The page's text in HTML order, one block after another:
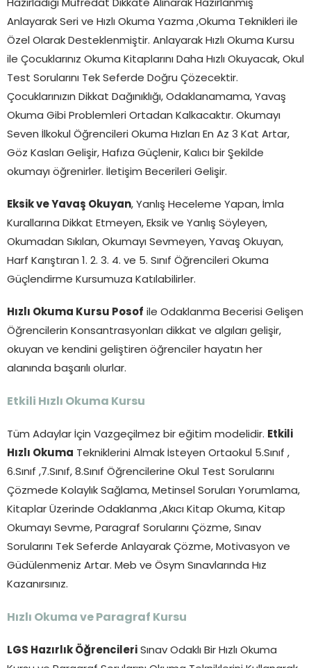
Hazırladığı Müfredat Dikkate Alınarak Hazırlanmış
Anlayarak Seri ve Hızlı Okuma Yazma ,Okuma Teknikleri ile
Özel Olarak Desteklenmiştir. Anlayarak Hızlı Okuma Kursu
ile Çocuklarınız Okuma Kitaplarını Daha Hızlı Okuyacak, Okul
Test Sorularını Tek Seferde Doğru Çözecektir.
Çocuklarınızın Dikkat Dağınıklığı, Odaklanamama, Yavaş
Okuma Gibi Problemleri Ortadan Kalkacaktır. Okumayı
Seven İlkokul Öğrencileri Okuma Hızları En Az 3 Kat Artar,
Göz Kasları Gelişir, Hafıza Güçlenir, Kalıcı bir Şekilde
okumayı öğrenirler. İletişim Becerileri Gelişir.
Eksik ve Yavaş Okuyan, Yanlış Heceleme Yapan, İmla
Kurallarına Dikkat Etmeyen, Eksik ve Yanlış Söyleyen,
Okumadan Sıkılan, Okumayı Sevmeyen, Yavaş Okuyan,
Harf Karıştıran 1. 2. 3. 4. ve 5. Sınıf Öğrencileri Okuma
Güçlendirme Kursumuza Katılabilirler.
Hızlı Okuma Kursu Posof ile Odaklanma Becerisi Gelişen
Öğrencilerin Konsantrasyonları dikkat ve algıları gelişir,
okuyan ve kendini geliştiren öğrenciler hayatın her
alanında başarılı olurlar.
Etkili Hızlı Okuma Kursu
Tüm Adaylar İçin Vazgeçilmez bir eğitim modelidir. Etkili
Hızlı Okuma Tekniklerini Almak İsteyen Ortaokul 5.Sınıf ,
6.Sınıf ,7.Sınıf, 8.Sınıf Öğrencilerine Okul Test Sorularını
Çözmede Kolaylık Sağlama, Metinsel Soruları Yorumlama,
Kitaplar Üzerinde Odaklanma ,Akıcı Kitap Okuma, Kitap
Okumayı Sevme, Paragraf Sorularını Çözme, Sınav
Sorularını Tek Seferde Anlayarak Çözme, Motivasyon ve
Güdülenmeniz Artar. Meb ve Ösym Sınavlarında Hız
Kazanırsınız.
Hızlı Okuma ve Paragraf Kursu
LGS Hazırlık Öğrencileri Sınav Odaklı Bir Hızlı Okuma